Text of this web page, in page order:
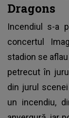
Dragons
Incendiul s-a
concertul
stadion se
petrecut în
din jurul
un incendiu,